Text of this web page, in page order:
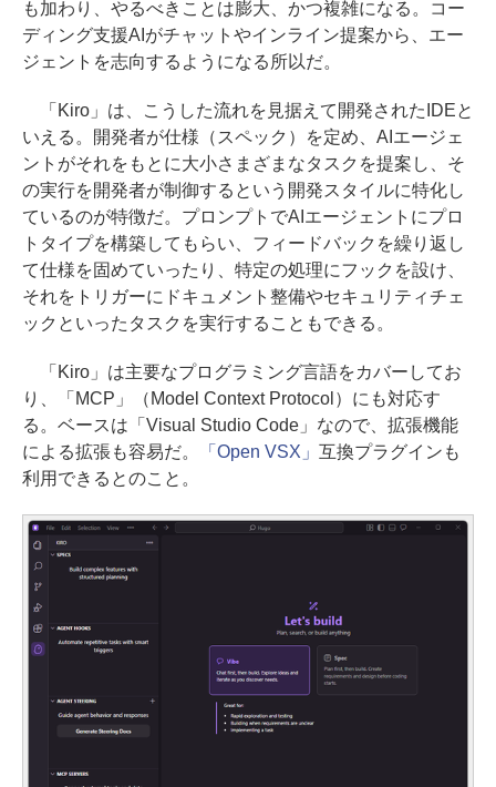
も加わり、やるべきことは膨大、かつ複雑になる。コー
ディング支援AIがチャットやインライン提案から、エー
ジェントを志向するようになる所以だ。
「Kiro」は、こうした流れを見据えて開発されたIDEと
いえる。開発者が仕様（スペック）を定め、AIエージェ
ントがそれをもとに大小さまざまなタスクを提案し、そ
の実行を開発者が制御するという開発スタイルに特化し
ているのが特徴だ。プロンプトでAIエージェントにプロ
トタイプを構築してもらい、フィードバックを繰り返し
て仕様を固めていったり、特定の処理にフックを設け、
それをトリガーにドキュメント整備やセキュリティチェ
ックといったタスクを実行することもできる。
「Kiro」は主要なプログラミング言語をカバーしてお
り、「MCP」（Model Context Protocol）にも対応す
る。ベースは「Visual Studio Code」なので、拡張機能
による拡張も容易だ。
「Open VSX」 互換プラグインも
利用できるとのこと。